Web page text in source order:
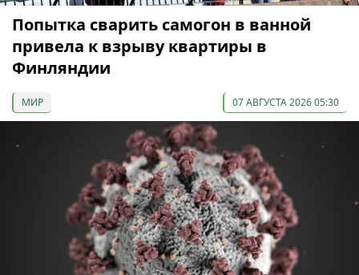
Попытка сварить самогон в ванной
привела к взрыву квартиры в
Финляндии
МИР 07 АВГУСТА 2026 05:30